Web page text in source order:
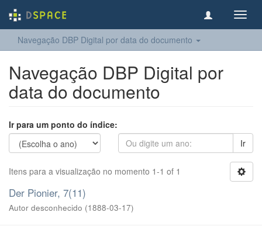
Navegação DBP Digital por data do documento
Navegação DBP Digital por
data do documento
Ir para um ponto do índice:
Ir
Itens para a visualização no momento 1-1 of 1
Der Pionier, 7(11)
Autor desconhecido (1888-03-17)